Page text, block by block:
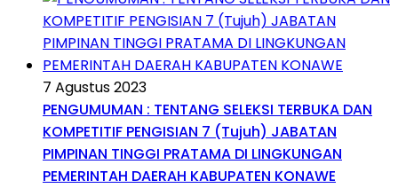
7 Agustus 2023
PENGUMUMAN : TENTANG SELEKSI TERBUKA DAN
KOMPETITIF PENGISIAN 7 (Tujuh) JABATAN
PIMPINAN TINGGI PRATAMA DI LINGKUNGAN
PEMERINTAH DAERAH KABUPATEN KONAWE